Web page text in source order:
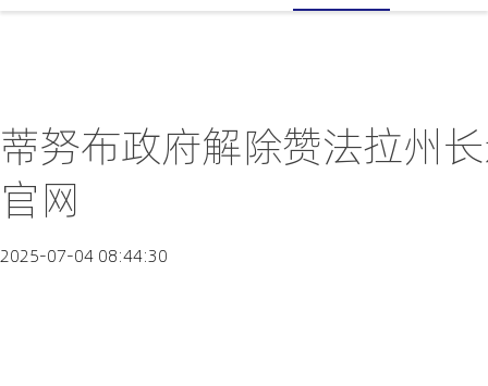
蒂努布政府解除赞法拉州
官网
2025-07-04 08:44:30